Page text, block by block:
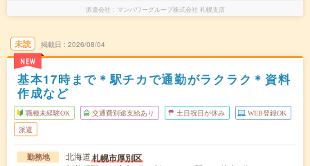
派遣会社 マンパワーグループ株式会社 札幌支店
未読
NEW
掲載日 2026/08/04
基本17時まで＊駅チカで通勤がラクラク＊資料
作成など
職種未経験OK 交通費別途支給あり 土日祝日が休み WEB登録OK
派遣
勤務地 北海道札幌市厚別区